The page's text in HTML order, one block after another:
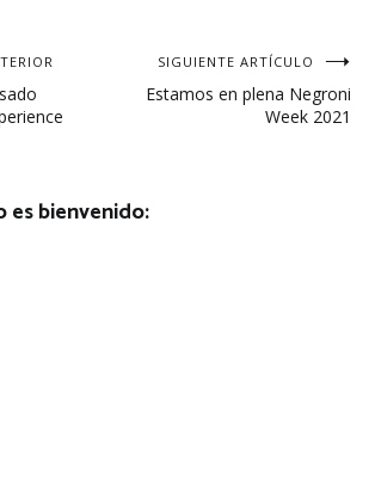
SIGUIENTE ARTÍCULO
Estamos en plena Negroni
Week 2021
bienvenido: